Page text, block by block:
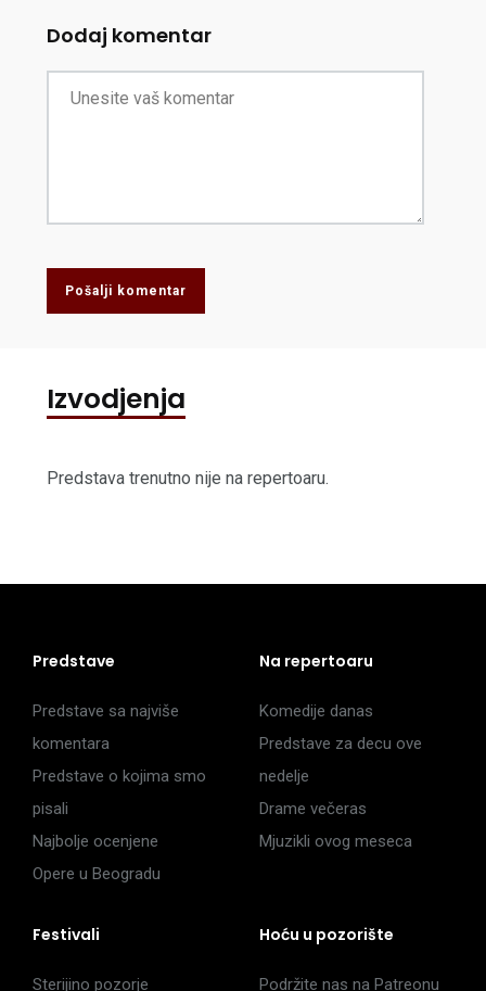
Dodaj komentar
Pošalji komentar
Izvodjenja
Predstava trenutno nije na repertoaru.
Predstave
Predstave sa najviše
komentara
Predstave o kojima smo
pisali
Najbolje ocenjene
Opere u Beogradu
Na repertoaru
Komedije danas
Predstave za decu ove
nedelje
Drame večeras
Mjuzikli ovog meseca
Festivali
Sterijino pozorje
Hoću u pozorište
Podržite nas na Patreonu